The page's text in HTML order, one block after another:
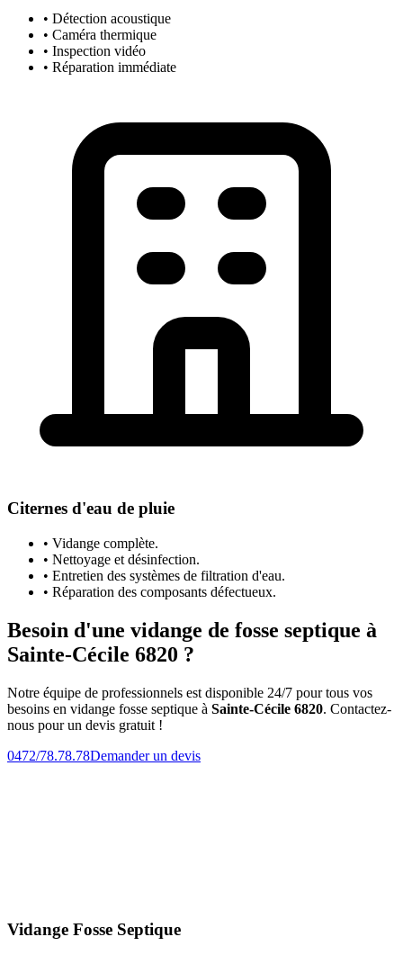
• Détection acoustique
• Caméra thermique
• Inspection vidéo
• Réparation immédiate
Citernes d'eau de pluie
• Vidange complète.
• Nettoyage et désinfection.
• Entretien des systèmes de filtration d'eau.
• Réparation des composants défectueux.
Besoin d'une vidange de fosse septique à
Sainte-Cécile 6820 ?
Notre équipe de professionnels est disponible 24/7 pour tous vos
besoins en vidange fosse septique à Sainte-Cécile 6820. Contactez-
nous pour un devis gratuit !
0472/78.78.78Demander un devis
Vidange Fosse Septique